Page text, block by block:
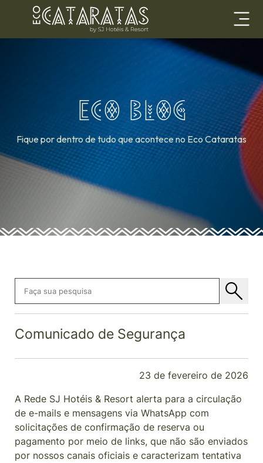
ECO BLOG
Fique por dentro de tudo que acontece no Eco Cataratas
Comunicado de Segurança
23 de fevereiro de 2026
A Rede SJ Hotéis & Resort alerta para a circulação
de e-mails e mensagens via WhatsApp com
solicitações de confirmação de reserva ou
pagamento por meio de links, que não são enviados
por nossos canais oficiais e caracterizam tentativa